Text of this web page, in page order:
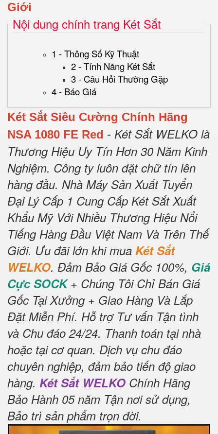
Giới
Nội dung chính trang Két Sắt
1 - Thông Số Kỹ Thuật
2 - Tính Năng Két Sắt
3 - Câu Hỏi Thường Gặp
4 - Báo Giá
Két Sắt Siêu Cường Chính Hãng
NSA 1080 FE Red - Két Sắt WELKO là
Thương Hiệu Uy Tín Hơn 30 Năm Kinh
Nghiệm. Công ty luôn đặt chữ tín lên
hàng đầu. Nhà Máy Sản Xuất Tuyển
Đại Lý Cấp 1 Cung Cấp Két Sắt Xuất
Khẩu Mỹ Với Nhiều Thương Hiệu Nổi
Tiếng Hàng Đầu Việt Nam Và Trên Thế
Giới. Ưu đãi lớn khi mua Két Sắt
WELKO. Đảm Bảo Giá Gốc 100%, Giá
Cực SOCK+ Chúng Tôi Chỉ Bán Giá
Gốc Tại Xưởng + Giao Hàng Và Lắp
Đặt Miễn Phí. Hỗ trợ Tư vấn Tận tình
và Chu đáo 24/24. Thanh toán tại nhà
hoặc tại cơ quan. Dịch vụ chu đáo
chuyên nghiệp, đảm bảo tiến độ giao
hàng. Két Sắt WELKO Chính Hãng
Bảo Hành 05 năm Tận nơi sử dụng,
Bảo trì sản phẩm trọn đời.